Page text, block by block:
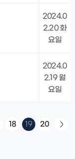
2024.0
2.20 화
요일
2024.0
2.19 월
요일
18 19 20